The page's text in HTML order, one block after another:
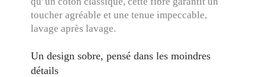
toucher agréable et une tenue impeccable,
lavage après lavage.
Un design sobre, pensé dans les moindres
détails